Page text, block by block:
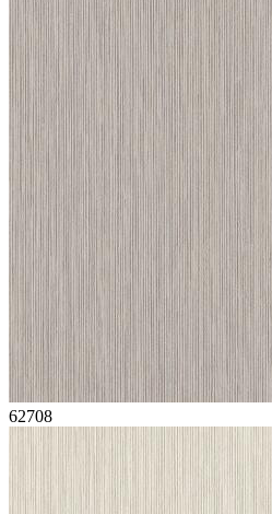
62708